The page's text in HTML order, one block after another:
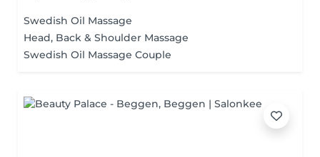
Swedish Oil Massage
Head, Back & Shoulder Massage
Swedish Oil Massage Couple